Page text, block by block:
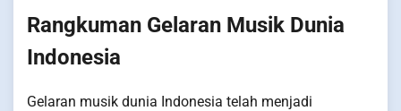
Rangkuman Gelaran Musik Dunia
Indonesia
Gelaran musik dunia Indonesia telah menjadi